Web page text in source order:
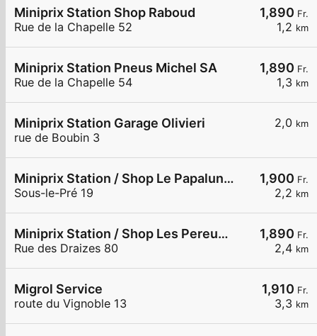
1,890 Fr.
1,2 km
Miniprix Station Shop Raboud
Rue de la Chapelle 52
1,890 Fr.
1,3 km
Miniprix Station Pneus Michel SA
Rue de la Chapelle 54
2,0 km
Miniprix Station Garage Olivieri
rue de Boubin 3
1,900 Fr.
2,2 km
Miniprix Station / Shop Le Papaluna Shop
Sous-le-Pré 19
1,890 Fr.
2,4 km
Miniprix Station / Shop Les Pereuses
Rue des Draizes 80
1,910 Fr.
3,3 km
Migrol Service
route du Vignoble 13